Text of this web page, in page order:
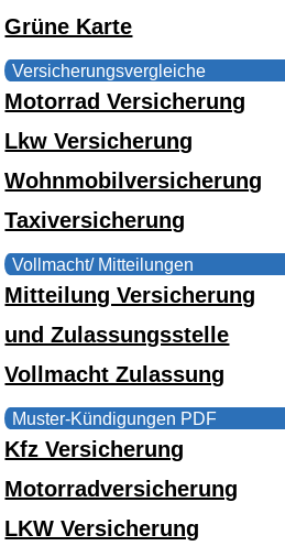
Grüne Karte
Versicherungsvergleiche
Motorrad Versicherung
Lkw Versicherung
Wohnmobilversicherung
Taxiversicherung
Vollmacht/ Mitteilungen
Mitteilung Versicherung
und Zulassungsstelle
Vollmacht Zulassung
Muster-Kündigungen PDF
Kfz Versicherung
Motorradversicherung
LKW Versicherung